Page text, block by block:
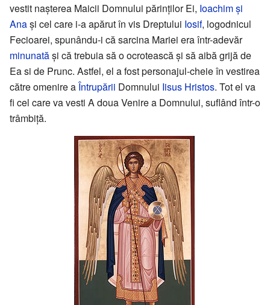
vestit nașterea Maicii Domnului părinților Ei, Ioachim şi
Anași cel care i-a apărut în vis Dreptului Iosif, logodnicul
Fecioarei, spunându-i că sarcina Mariei era într-adevăr
minunatăși că trebuia să o ocrotească și să aibă grijă de
Ea si de Prunc. Astfel, el a fost personajul-cheie în vestirea
către omenire aÎntrupării Domnului Iisus Hristos. Tot el va
fi cel care va vesti A doua Venire a Domnului, suflând într-o
trâmbiță.